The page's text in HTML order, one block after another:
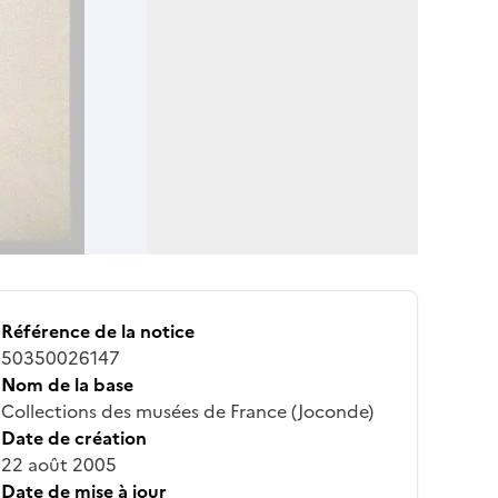
Référence de la notice
50350026147
Nom de la base
Collections des musées de France (Joconde)
Date de création
22 août 2005
Date de mise à jour